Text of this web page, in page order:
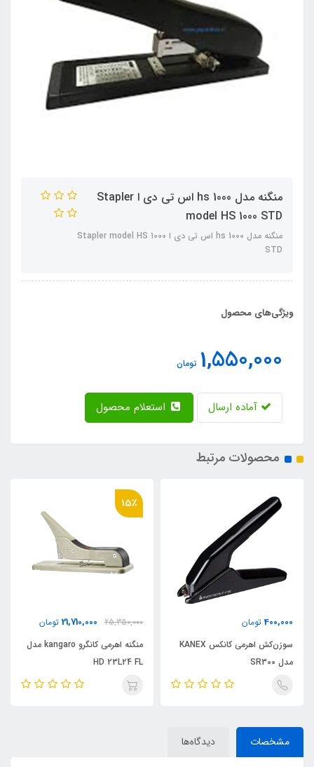
منگنه مدل hs 1000 اس تی دی ا Stapler
model HS 1000 STD
منگنه مدل hs 1000 اس تی دی ا Stapler model HS 1000
STD
ویژگی‌های محصول
1,550,000 تومان
آماده ارسال
محصولات مرتبط
400,000 تومان
سوزن‌کش اهرمی کانکس KANEX
مدل SR300
15٪
25,350,000
21,710,000 تومان
منگنه اهرمی کانگرو kangaro مدل
HD 23L24 FL
مشخصات دیدگاه‌ها